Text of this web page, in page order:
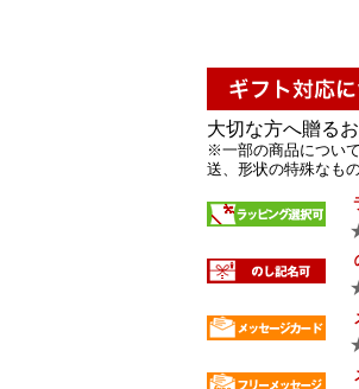
大切な方へ贈る
※一部の商品につい
送、形状の特殊なも